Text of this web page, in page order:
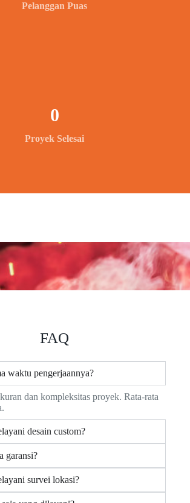
Pelanggan Puas
Proyek Selesai
0
FAQ
waktu pengerjaannya?
dan kompleksitas proyek. Rata-rata
desain custom?
garansi?
survei lokasi?